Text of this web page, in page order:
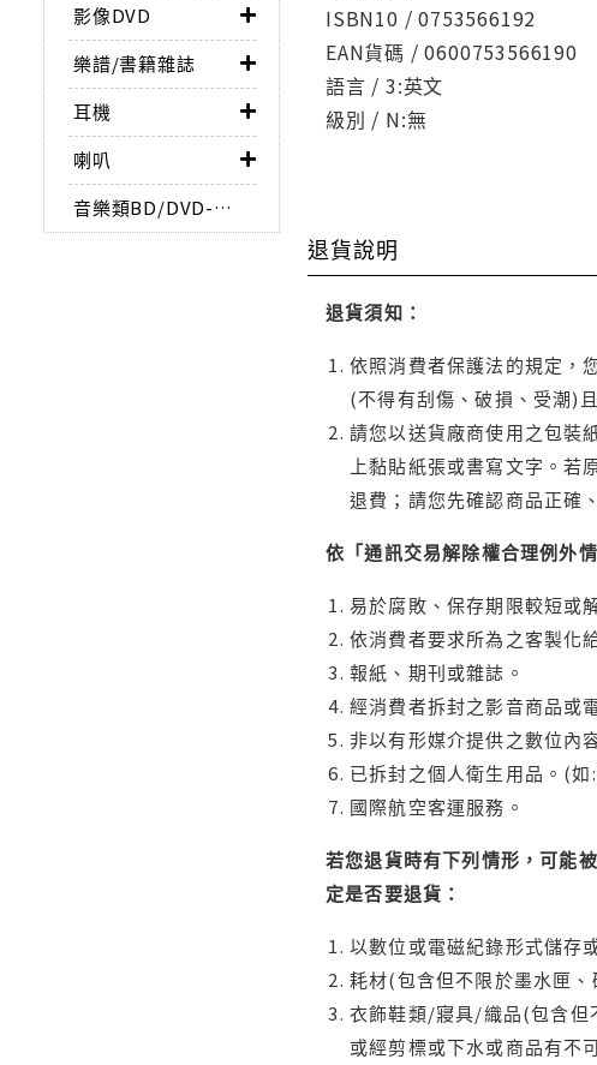
影像DVD
樂譜/書籍雜誌
耳機
喇叭
音樂類BD/DVD-AUDIO
ISBN10 / 0753566192
EAN貨碼 / 0600753566190
語言 / 3:英文
級別 / N:無
退貨說明
退貨須知：
依照消費者保護法的規定，
(不得有刮傷、破損、受潮)
請您以送貨廠商使用之包裝
上黏貼紙張或書寫文字。
退費；請您先確認商品正確
依「通訊交易解除權合理例外
易於腐敗、保存期限較短或
依消費者要求所為之客製化
報紙、期刊或雜誌。
經消費者拆封之影音商品或
非以有形媒介提供之數位內
已拆封之個人衛生用品。(
國際航空客運服務。
若您退貨時有下列情形，可能
定是否要退貨：
以數位或電磁紀錄形式儲存
耗材(包含但不限於墨水匣
衣飾鞋類/寢具/織品(包含但
或經剪標或下水或商品有不